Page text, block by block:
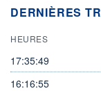
DERNIÈRES
HEURES
17:35:49
16:16:55